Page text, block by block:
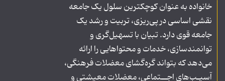
خانواده به عنوان کوچکترین سلول یک جامعه
نقشی اساسی در پی‌ریزی، تربیت و رشد یک
جامعه قوی دارد. تبیان با تسهیل‌گری و
توانمندسازی، خدمات و محتواهایی را ارائه
می‌دهد که بتواند گره‌گشای معضلات فرهنگی،
آسیـب‌های اجــتماعی، معضلات معیشتی و